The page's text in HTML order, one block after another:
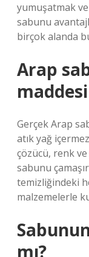
yumuşatmak
sabunu
birçok alanda
Arap
Gerçek Arap
atık yağ
çözücü, renk
sabunu
temizliğindeki
malzemelerle
mı?